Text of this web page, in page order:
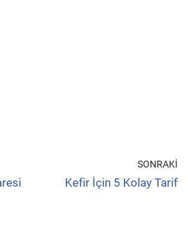
SONRAKI
Kefir İçin 5 Kolay Tarif